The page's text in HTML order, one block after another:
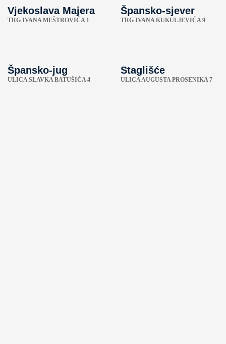
Vjekoslava Majera
TRG IVANA MEŠTROVIĆA 1
Špansko-sjever
TRG IVANA KUKULJEVIĆA 9
Špansko-jug
ULICA SLAVKA BATUŠIĆA 4
Staglišće
ULICA AUGUSTA PROSENIKA 7